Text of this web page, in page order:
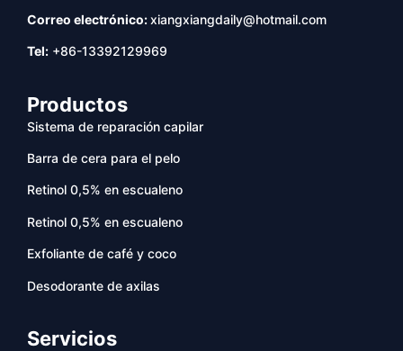
Correo electrónico:xiangxiangdaily@hotmail.com
Tel: +86-13392129969
Productos
Sistema de reparación capilar
Barra de cera para el pelo
Retinol 0,5% en escualeno
Retinol 0,5% en escualeno
Exfoliante de café y coco
Desodorante de axilas
Servicios